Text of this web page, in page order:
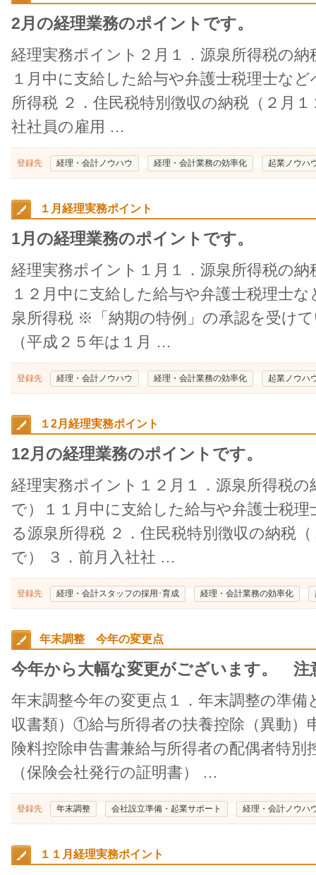
2月の経理業務のポイントです。
経理実務ポイント２月１．源泉所得税の納
１月中に支給した給与や弁護士税理士な
所得税 ２．住民税特別徴収の納税（２月
社社員の雇用 …
登録先 経理・会計ノウハウ 経理・会計業務の効率化 起業ノウハ
１月経理実務ポイント
1月の経理業務のポイントです。
経理実務ポイント１月１．源泉所得税の納
１２月中に支給した給与や弁護士税理士
泉所得税 ※「納期の特例」の承認を受け
（平成２５年は１月 …
登録先 経理・会計ノウハウ 経理・会計業務の効率化 起業ノウハ
１2月経理実務ポイント
12月の経理業務のポイントです。
経理実務ポイント１２月１．源泉所得税の
で）１１月中に支給した給与や弁護士税
る源泉所得税 ２．住民税特別徴収の納税
で） ３．前月入社社 …
登録先 経理・会計スタッフの採用･育成 経理・会計業務の効率化
年末調整 今年の変更点
今年から大幅な変更がございます。 注
年末調整今年の変更点１．年末調整の準
収書類）①給与所得者の扶養控除（異動
険料控除申告書兼給与所得者の配偶者特
（保険会社発行の証明書） …
登録先 年末調整 会社設立準備・起業サポート 経理・会計ノウハ
１１月経理実務ポイント